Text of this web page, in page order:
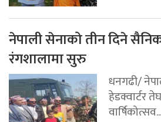
नेपाली सेनाको तीन दिने
रंगशालामा सुरु
धनगढी/
हेडक्वार्टर
वार्षिकोत्सव...